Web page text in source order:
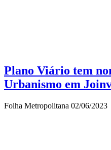
Plano Viário tem
Urbanismo em
Folha Metropolitana 02/06/2023